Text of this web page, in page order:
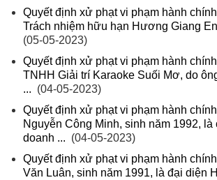
Quyết định xử phạt vi phạm hành
Trách nhiệm hữu hạn Hương Giang
(05-05-2023)
Quyết định xử phạt vi phạm hành
TNHH Giải trí Karaoke Suối Mơ, do
... (04-05-2023)
Quyết định xử phạt vi phạm hành
Nguyễn Công Minh, sinh năm 1992, là
doanh ... (04-05-2023)
Quyết định xử phạt vi phạm hành
Văn Luân, sinh năm 1991, là đại diện